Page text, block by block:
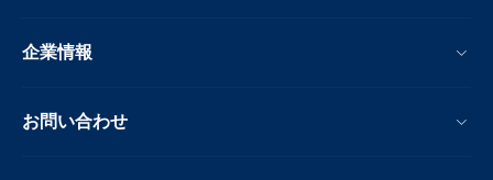
企業情報
お問い合わせ